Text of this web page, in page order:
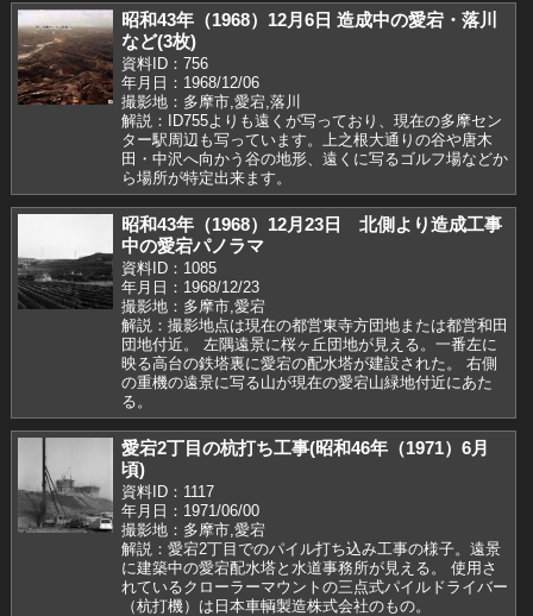
昭和43年（1968）12月6日 造成中の愛宕・落川
など(3枚)
資料ID：756
年月日：1968/12/06
撮影地：多摩市,愛宕,落川
解説：ID755よりも遠くが写っており、現在の多摩セン
ター駅周辺も写っています。上之根大通りの谷や唐木
田・中沢へ向かう谷の地形、遠くに写るゴルフ場などか
ら場所が特定出来ます。
昭和43年（1968）12月23日 北側より造成工事
中の愛宕パノラマ
資料ID：1085
年月日：1968/12/23
撮影地：多摩市,愛宕
解説：撮影地点は現在の都営東寺方団地または都営和田
団地付近。 左隅遠景に桜ヶ丘団地が見える。一番左に
映る高台の鉄塔裏に愛宕の配水塔が建設された。 右側
の重機の遠景に写る山が現在の愛宕山緑地付近にあた
る。
愛宕2丁目の杭打ち工事(昭和46年（1971）6月
頃)
資料ID：1117
年月日：1971/06/00
撮影地：多摩市,愛宕
解説：愛宕2丁目でのパイル打ち込み工事の様子。遠景
に建築中の愛宕配水塔と水道事務所が見える。 使用さ
れているクローラーマウントの三点式パイルドライバー
（杭打機）は日本車輌製造株式会社のもの。